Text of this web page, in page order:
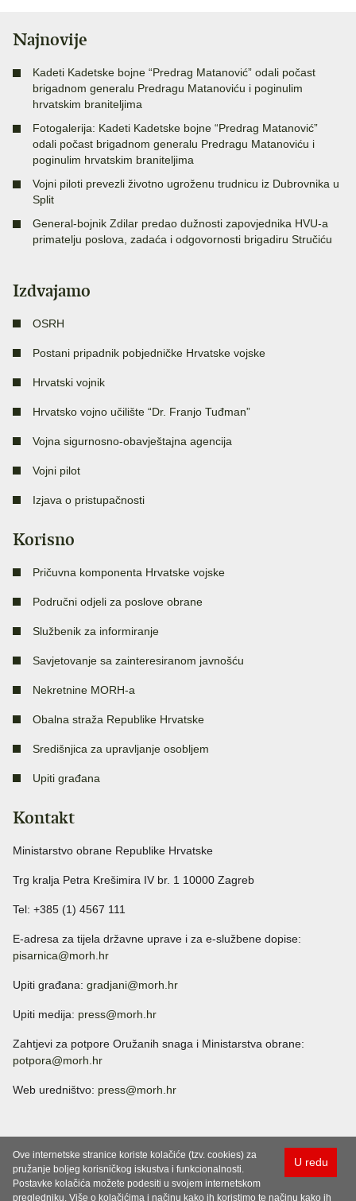
Najnovije
Kadeti Kadetske bojne “Predrag Matanović” odali počast
brigadnom generalu Predragu Matanoviću i poginulim
hrvatskim braniteljima
Fotogalerija: Kadeti Kadetske bojne “Predrag Matanović”
odali počast brigadnom generalu Predragu Matanoviću i
poginulim hrvatskim braniteljima
Vojni piloti prevezli životno ugroženu trudnicu iz Dubrovnika u
Split
General-bojnik Zdilar predao dužnosti zapovjednika HVU-a
primatelju poslova, zadaća i odgovornosti brigadiru Stručiću
Izdvajamo
OSRH
Postani pripadnik pobjedničke Hrvatske vojske
Hrvatski vojnik
Hrvatsko vojno učilište “Dr. Franjo Tuđman”
Vojna sigurnosno-obavještajna agencija
Vojni pilot
Izjava o pristupačnosti
Korisno
Pričuvna komponenta Hrvatske vojske
Područni odjeli za poslove obrane
Službenik za informiranje
Savjetovanje sa zainteresiranom javnošću
Nekretnine MORH-a
Obalna straža Republike Hrvatske
Središnjica za upravljanje osobljem
Upiti građana
Kontakt
Ministarstvo obrane Republike Hrvatske
Trg kralja Petra Krešimira IV br. 1 10000 Zagreb
Tel: +385 (1) 4567 111
E-adresa za tijela državne uprave i za e-službene dopise:
pisarnica@morh.hr
Upiti građana: gradjani@morh.hr
Upiti medija: press@morh.hr
Zahtjevi za potpore Oružanih snaga i Ministarstva obrane:
potpora@morh.hr
Web uredništvo: press@morh.hr
U redu
Ove internetske stranice koriste kolačiće (tzv. cookies) za
pružanje boljeg korisničkog iskustva i funkcionalnosti.
Postavke kolačića možete podesiti u svojem internetskom
pregledniku. Više o kolačićima i načinu kako ih koristimo te načinu kako ih